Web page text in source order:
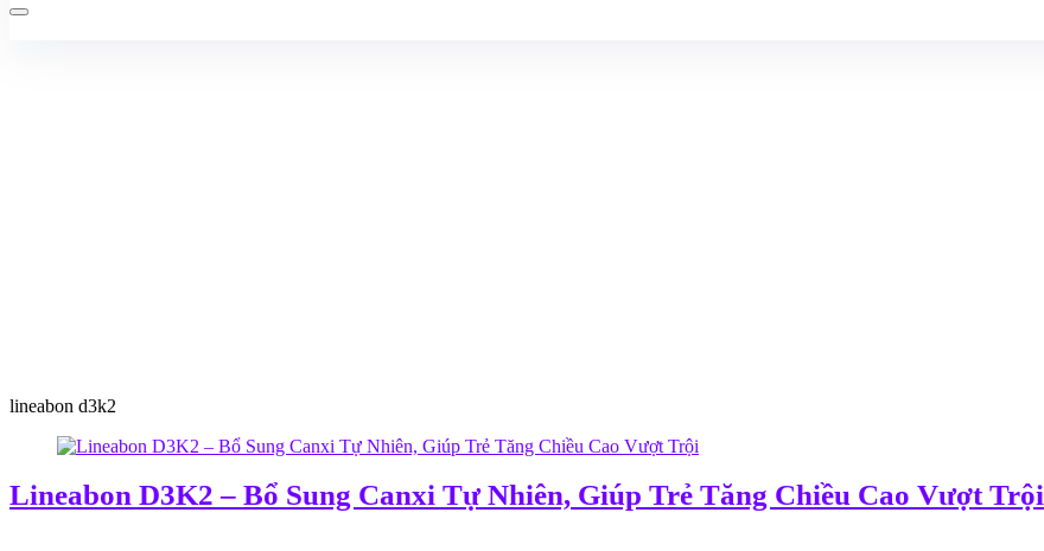
lineabon d3k2
Lineabon D3K2 – Bổ Sung Canxi Tự Nhiên, Giúp Trẻ Tăng Chiều Cao Vượt Trội